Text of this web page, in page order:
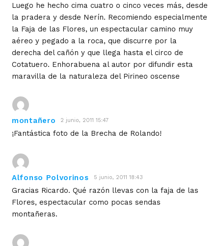
Luego he hecho cima cuatro o cinco veces más, desde
la pradera y desde Nerín. Recomiendo especialmente
la Faja de las Flores, un espectacular camino muy
aéreo y pegado a la roca, que discurre por la
derecha del cañón y que llega hasta el circo de
Cotatuero. Enhorabuena al autor por difundir esta
maravilla de la naturaleza del Pirineo oscense
montañero 2 junio, 2011 15:47
¡Fantástica foto de la Brecha de Rolando!
Alfonso Polvorinos 5 junio, 2011 18:43
Gracias Ricardo. Qué razón llevas con la faja de las
Flores, espectacular como pocas sendas
montañeras.